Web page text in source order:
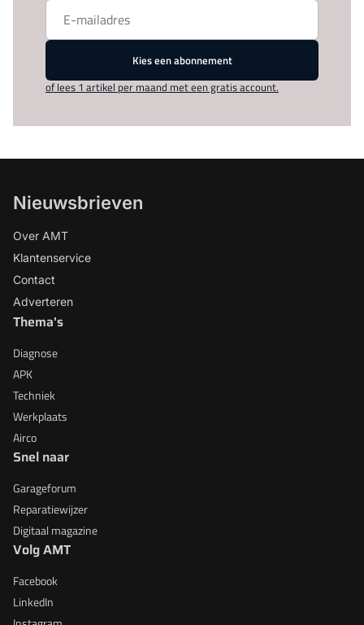
Kies een abonnement
of lees 1 artikel per maand met een gratis account.
Nieuwsbrieven
Over AMT
Klantenservice
Contact
Adverteren
Thema's
Diagnose
APK
Techniek
Werkplaats
Airco
Snel naar
Garageforum
Reparatiewijzer
Digitaal magazine
Volg AMT
Facebook
LinkedIn